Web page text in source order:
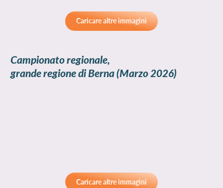
Caricare altre immagini
Campionato regionale,
grande regione di Berna(Marzo 2026)
Caricare altre immagini